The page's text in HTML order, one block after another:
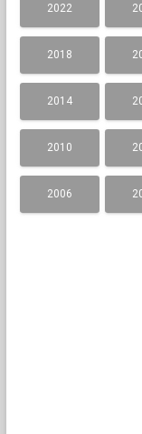
2022
2018
2014
2010
2006